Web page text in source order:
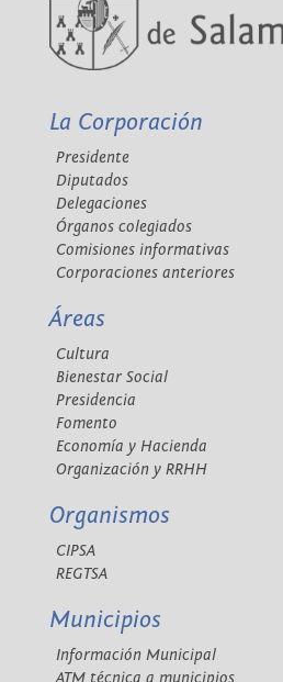
La Corporación
Presidente
Diputados
Delegaciones
Órganos colegiados
Comisiones informativas
Corporaciones anteriores
Áreas
Cultura
Bienestar Social
Presidencia
Fomento
Economía y Hacienda
Organización y RRHH
Organismos
CIPSA
REGTSA
Municipios
Información Municipal
ATM técnica a municipios